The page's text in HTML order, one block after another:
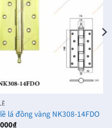
lá đồng vàng NK308-14FDO
₫